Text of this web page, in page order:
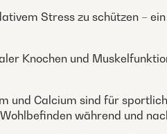
Stress zu schützen –
Knochen und
und Calcium sind für
während und